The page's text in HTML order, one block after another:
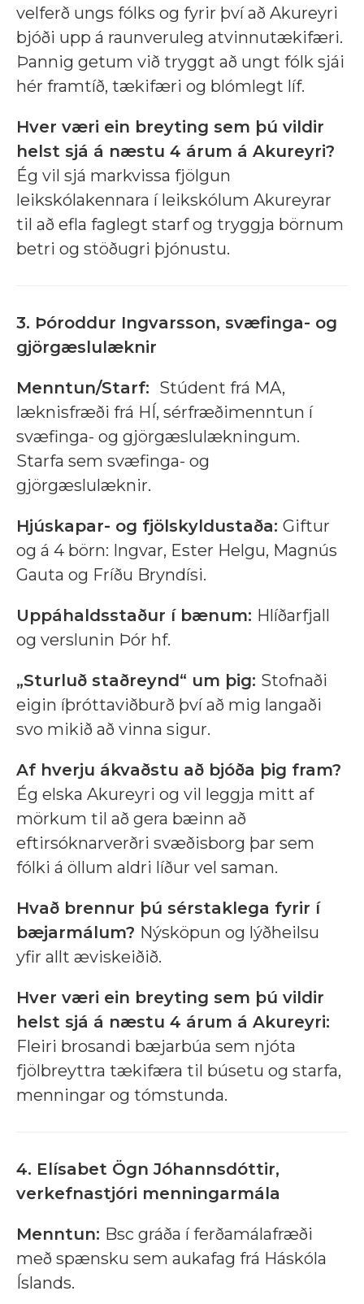
velferð ungs fólks og fyrir því að Akureyri
bjóði upp á raunveruleg atvinnutækifæri.
Þannig getum við tryggt að ungt fólk sjái
hér framtíð, tækifæri og blómlegt líf.
Hver væri ein breyting sem þú vildir
helst sjá á næstu 4 árum á Akureyri?
Ég vil sjá markvissa fjölgun
leikskólakennara í leikskólum Akureyrar
til að efla faglegt starf og tryggja börnum
betri og stöðugri þjónustu.
3. Þóroddur Ingvarsson, svæfinga- og
gjörgæslulæknir
Menntun/Starf: Stúdent frá MA,
læknisfræði frá HÍ, sérfræðimenntun í
svæfinga- og gjörgæslulækningum.
Starfa sem svæfinga- og
gjörgæslulæknir.
Hjúskapar- og fjölskyldustaða: Giftur
og á 4 börn: Ingvar, Ester Helgu, Magnús
Gauta og Fríðu Bryndísi.
Uppáhaldsstaður í bænum: Hlíðarfjall
og verslunin Þór hf.
„Sturluð staðreynd“ um þig: Stofnaði
eigin íþróttaviðburð því að mig langaði
svo mikið að vinna sigur.
Af hverju ákvaðstu að bjóða þig fram?
Ég elska Akureyri og vil leggja mitt af
mörkum til að gera bæinn að
eftirsóknarverðri svæðisborg þar sem
fólki á öllum aldri líður vel saman.
Hvað brennur þú sérstaklega fyrir í
bæjarmálum? Nýsköpun og lýðheilsu
yfir allt æviskeiðið.
Hver væri ein breyting sem þú vildir
helst sjá á næstu 4 árum á Akureyri:
Fleiri brosandi bæjarbúa sem njóta
fjölbreyttra tækifæra til búsetu og starfa,
menningar og tómstunda.
4. Elísabet Ögn Jóhannsdóttir,
verkefnastjóri menningarmála
Menntun: Bsc gráða í ferðamálafræði
með spænsku sem aukafag frá Háskóla
Íslands.